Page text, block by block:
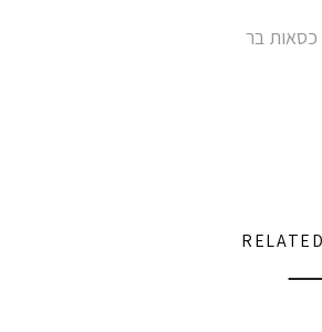
כסאות בר